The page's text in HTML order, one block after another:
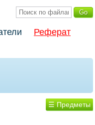
Реферат
☰ Предметы